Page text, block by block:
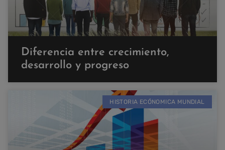
Diferencia entre crecimiento,
desarrollo y progreso
HISTORIA ECÓNOMICA MUNDIAL